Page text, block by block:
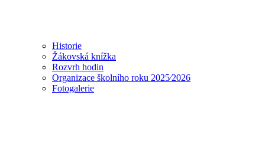
Historie
Žákovská knížka
Rozvrh hodin
Organizace školního roku 2025⁄2026
Fotogalerie